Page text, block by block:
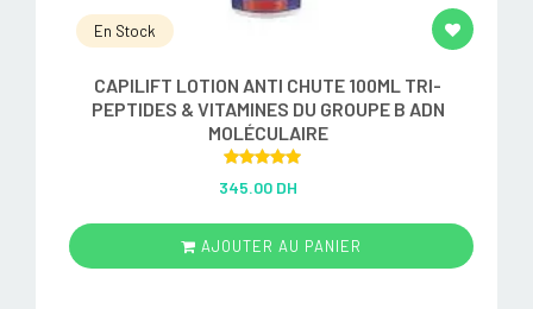
En Stock
CAPILIFT LOTION ANTI CHUTE 100ML TRI-
PEPTIDES & VITAMINES DU GROUPE B ADN
MOLÉCULAIRE
out of 5
345.00 DH
AJOUTER AU PANIER